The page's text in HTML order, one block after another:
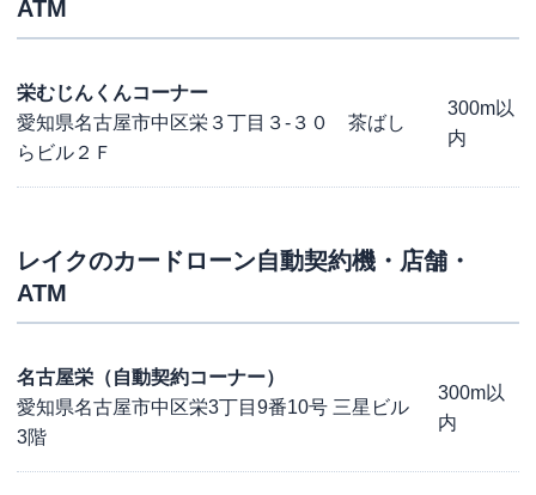
ATM
栄むじんくんコーナー
愛知県名古屋市中区栄３丁目３-３０ 茶ばし
らビル２Ｆ
300m以
内
レイクのカードローン自動契約機・店舗・
ATM
名古屋栄（自動契約コーナー）
愛知県名古屋市中区栄3丁目9番10号 三星ビル
3階
300m以
内